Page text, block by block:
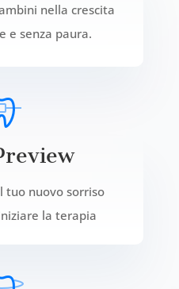
nella crescita
e senza paura.
tuo nuovo sorriso
la terapia